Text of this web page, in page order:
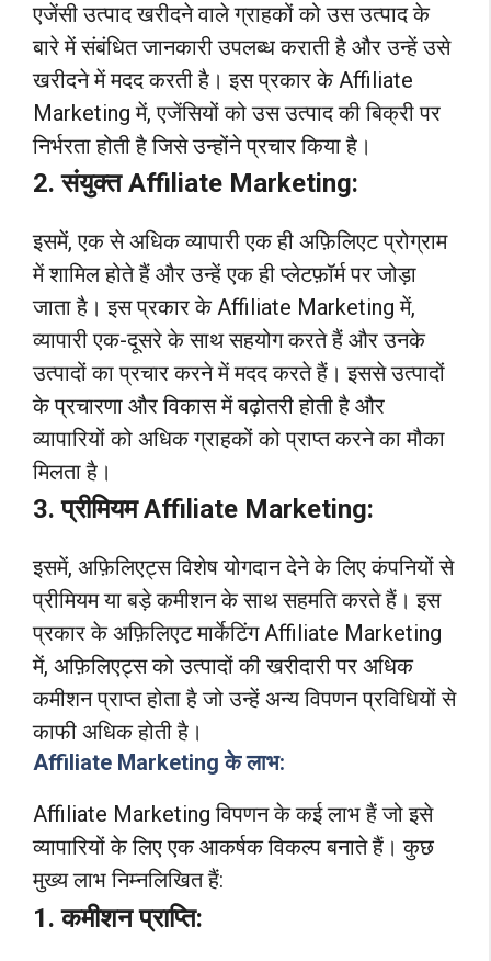
एजेंसी उत्पाद खरीदने वाले ग्राहकों को उस उत्पाद के
बारे में संबंधित जानकारी उपलब्ध कराती है और उन्हें उसे
खरीदने में मदद करती है। इस प्रकार के Affiliate
Marketing में, एजेंसियों को उस उत्पाद की बिक्री पर
निर्भरता होती है जिसे उन्होंने प्रचार किया है।
2. संयुक्त Affiliate Marketing:
इसमें, एक से अधिक व्यापारी एक ही अफ़िलिएट प्रोग्राम
में शामिल होते हैं और उन्हें एक ही प्लेटफ़ॉर्म पर जोड़ा
जाता है। इस प्रकार के Affiliate Marketing में,
व्यापारी एक-दूसरे के साथ सहयोग करते हैं और उनके
उत्पादों का प्रचार करने में मदद करते हैं। इससे उत्पादों
के प्रचारणा और विकास में बढ़ोतरी होती है और
व्यापारियों को अधिक ग्राहकों को प्राप्त करने का मौका
मिलता है।
3. प्रीमियम Affiliate Marketing:
इसमें, अफ़िलिएट्स विशेष योगदान देने के लिए कंपनियों से
प्रीमियम या बड़े कमीशन के साथ सहमति करते हैं। इस
प्रकार के अफ़िलिएट मार्केटिंग Affiliate Marketing
में, अफ़िलिएट्स को उत्पादों की खरीदारी पर अधिक
कमीशन प्राप्त होता है जो उन्हें अन्य विपणन प्रविधियों से
काफी अधिक होती है।
Affiliate Marketing के लाभ:
Affiliate Marketing विपणन के कई लाभ हैं जो इसे
व्यापारियों के लिए एक आकर्षक विकल्प बनाते हैं। कुछ
मुख्य लाभ निम्नलिखित हैं:
1. कमीशन प्राप्ति: